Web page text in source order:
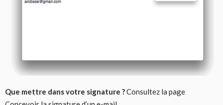
Que mettre dans votre signature ?Consultez la page